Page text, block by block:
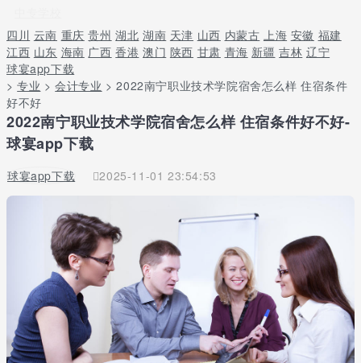
四川 云南 重庆 贵州 湖北 湖南 天津 山西 内蒙古 上海 安徽 福建
江西 山东 海南 广西 香港 澳门 陕西 甘肃 青海 新疆 吉林 辽宁
球宴app下载
>专业 >会计专业 > 2022南宁职业技术学院宿舍怎么样 住宿条件
好不好
2022南宁职业技术学院宿舍怎么样 住宿条件好不好-
球宴app下载
球宴app下载 2025-11-01 23:54:53